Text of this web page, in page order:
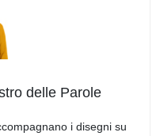
delle Parole
i disegni su